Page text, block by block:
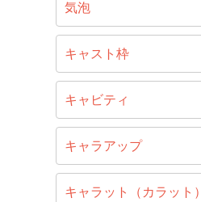
気泡
キャスト枠
キャビティ
キャラアップ
キャラット（カラット）